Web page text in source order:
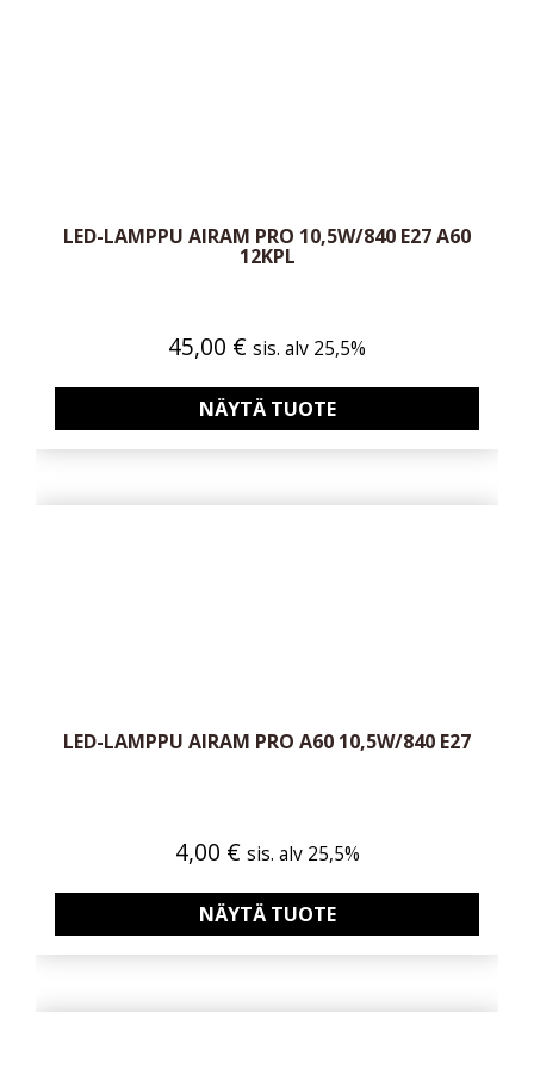
LED-LAMPPU AIRAM PRO 10,5W/840 E27 A60
12KPL
45,00 € sis. alv 25,5%
NÄYTÄ TUOTE
LED-LAMPPU AIRAM PRO A60 10,5W/840 E27
4,00 € sis. alv 25,5%
NÄYTÄ TUOTE